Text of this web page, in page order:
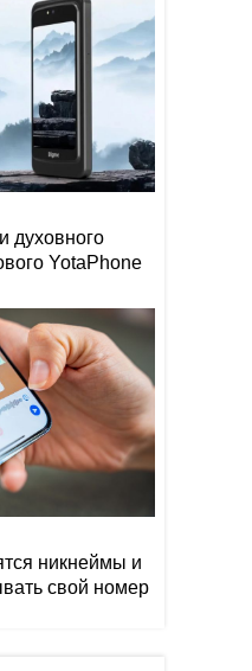
духовного
YotaPhone
никнеймы и
свой номер